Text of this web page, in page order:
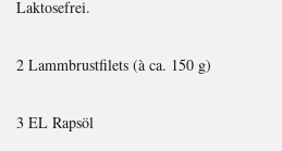
Laktosefrei.
2 Lammbrustfilets (à ca. 150 g)
3 EL Rapsöl